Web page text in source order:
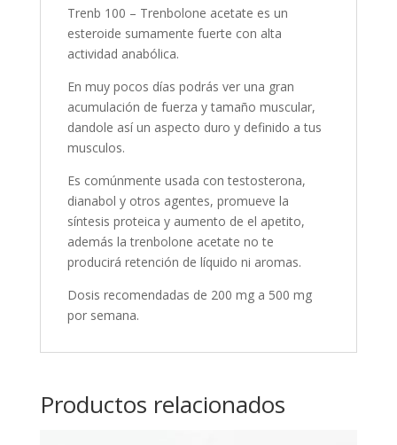
Trenb 100 – Trenbolone acetate es un
esteroide sumamente fuerte con alta
actividad anabólica.
En muy pocos días podrás ver una gran
acumulación de fuerza y tamaño muscular,
dandole así un aspecto duro y definido a tus
musculos.
Es comúnmente usada con testosterona,
dianabol y otros agentes, promueve la
síntesis proteica y aumento de el apetito,
además la trenbolone acetate no te
producirá retención de líquido ni aromas.
Dosis recomendadas de 200 mg a 500 mg
por semana.
Productos relacionados